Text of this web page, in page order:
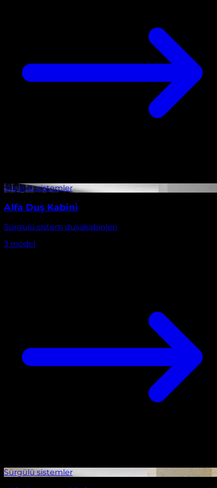
Alfa Duş Kabini
Sürgülü sistem duşakabinleri
3 model